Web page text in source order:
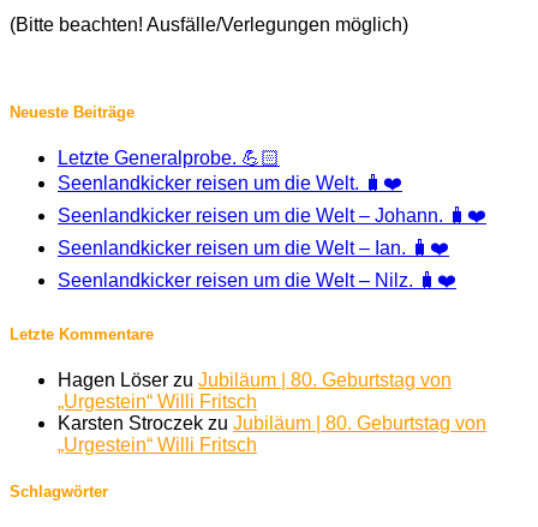
(Bitte beachten! Ausfälle/Verlegungen möglich)
Neueste Beiträge
Letzte Generalprobe. 💪🏻
Seenlandkicker reisen um die Welt. 🧳❤️
Seenlandkicker reisen um die Welt – Johann. 🧳❤️
Seenlandkicker reisen um die Welt – Ian. 🧳❤️
Seenlandkicker reisen um die Welt – Nilz. 🧳❤️
Letzte Kommentare
Hagen Löser zu Jubiläum | 80. Geburtstag von
„Urgestein“ Willi Fritsch
Karsten Stroczek zu Jubiläum | 80. Geburtstag von
„Urgestein“ Willi Fritsch
Schlagwörter